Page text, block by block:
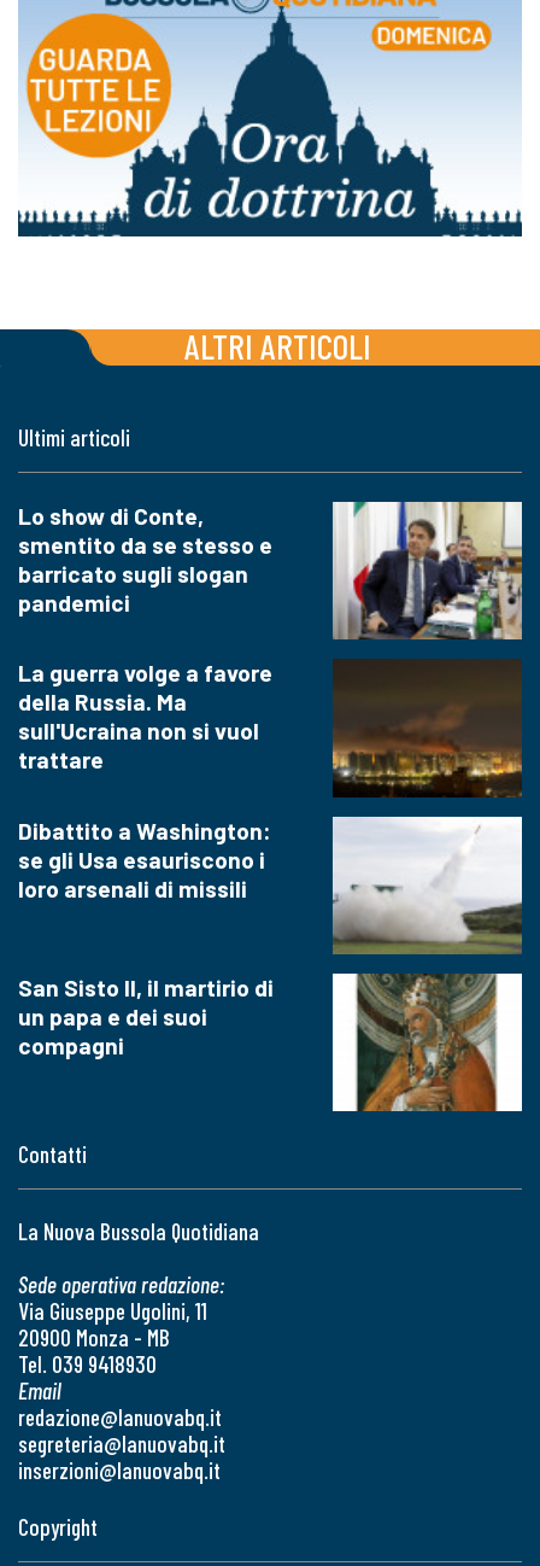
ALTRI ARTICOLI
Contatti
La Nuova Bussola Quotidiana
Sede operativa redazione:
Via Giuseppe Ugolini, 11
20900 Monza - MB
Tel. 039 9418930
Email
redazione@lanuovabq.it
segreteria@lanuovabq.it
inserzioni@lanuovabq.it
Ultimi articoli
Lo show di Conte,
smentito da se stesso e
barricato sugli slogan
pandemici
La guerra volge a favore
della Russia. Ma
sull'Ucraina non si vuol
trattare
Dibattito a Washington:
se gli Usa esauriscono i
loro arsenali di missili
San Sisto II, il martirio di
un papa e dei suoi
compagni
Copyright